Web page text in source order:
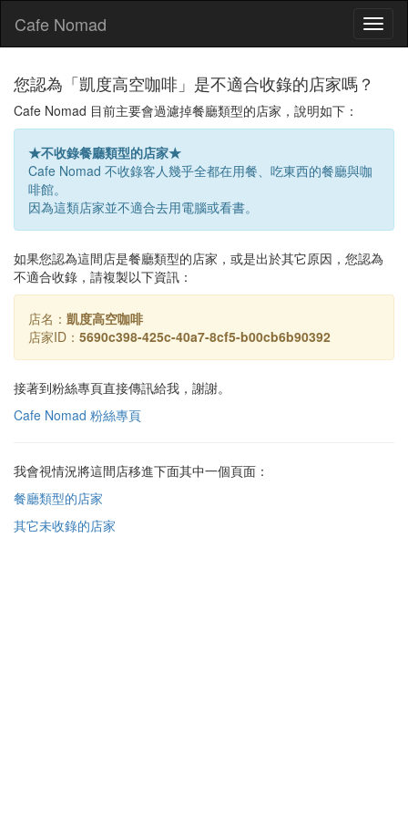
Cafe Nomad
您認為「凱度高空咖啡」是不適合收錄的店家嗎？
Cafe Nomad 目前主要會過濾掉餐廳類型的店家，說明如下：
★不收錄餐廳類型的店家★
Cafe Nomad 不收錄客人幾乎全都在用餐、吃東西的餐廳與咖
啡館。
因為這類店家並不適合去用電腦或看書。
如果您認為這間店是餐廳類型的店家，或是出於其它原因，您認為
不適合收錄，請複製以下資訊：
店名： 凱度高空咖啡
店家ID： 5690c398-425c-40a7-8cf5-b00cb6b90392
接著到粉絲專頁直接傳訊給我，謝謝。
Cafe Nomad 粉絲專頁
我會視情況將這間店移進下面其中一個頁面：
餐廳類型的店家
其它未收錄的店家